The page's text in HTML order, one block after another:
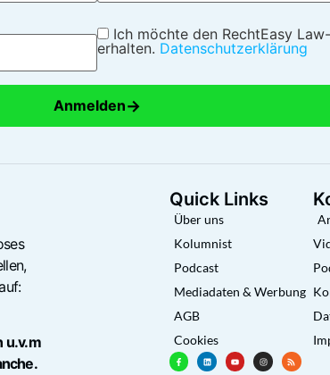
Ich möchte den RechtEasy
erhalten. Datenschutzerklärung
Anmelden→
u.v.m
Quick Links
Über uns
Kolumnist
Podcast
Mediadaten & Werbung
AGB
Cookies